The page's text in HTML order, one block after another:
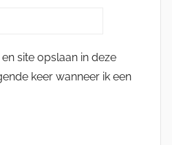
site opslaan in deze
keer wanneer ik een